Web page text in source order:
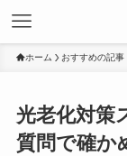
ホーム おすすめの記事
光老化対策
質問で確か